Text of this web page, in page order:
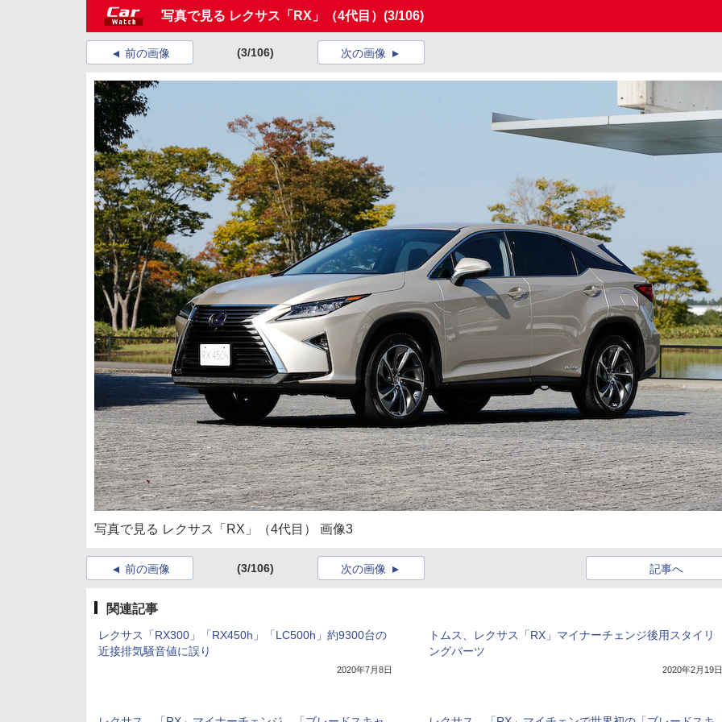
写真で見る レクサス「RX」（4代目） (3/106)
前の画像 (3/106) 次の画像
写真で見る レクサス「RX」（4代目） 画像3
前の画像 (3/106) 記事へ
次の画像
関連記事
レクサス「RX300」「RX450h」「LC500h」約9300台の
近接排気騒音値に誤り
2020年7月8日
トムス、レクサス「RX」マイナーチェンジ後用スタイリ
ングパーツ
2020年2月19日